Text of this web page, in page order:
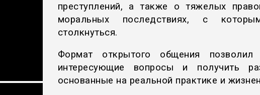
преступлений, а также о тяжелых
моральных последствиях, с
столкнуться.
Формат открытого общения позволил
интересующие вопросы и получить
основанные на реальной практике и